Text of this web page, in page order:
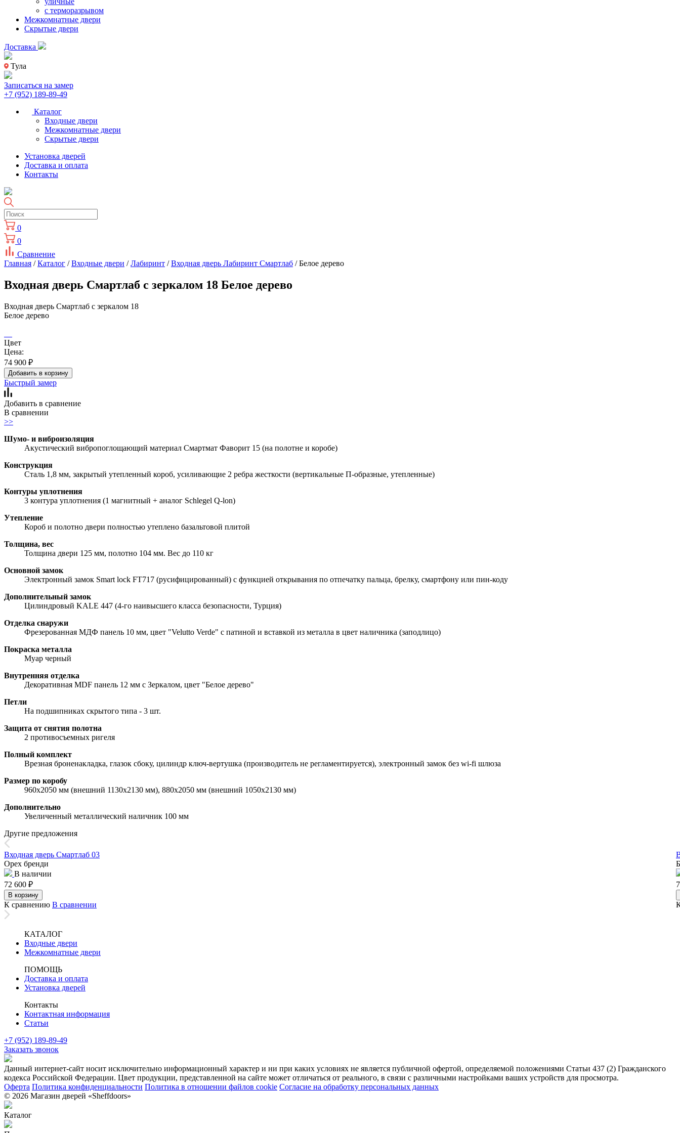
с терморазрывом
Межкомнатные двери
Скрытые двери
Доставка
Тула
Записаться на замер
+7 (952) 189-89-49
Каталог
Входные двери
Межкомнатные двери
Скрытые двери
Установка дверей
Доставка и оплата
Контакты
0
0
Сравнение
Главная /Каталог /Входные двери /Лабиринт /Входная дверь Лабиринт Смартлаб / Белое дерево
Входная дверь Смартлаб с зеркалом 18 Белое дерево
Входная дверь Смартлаб с зеркалом 18
Белое дерево
Цвет
Цена:
74 900 ₽
Добавить в корзину
Быстрый замер
Добавить в сравнение
В сравнении
>>
Шумо- и виброизоляция
Акустический вибропоглощающий материал Смартмат Фаворит 15 (на полотне и коробе)
Конструкция
Сталь 1,8 мм, закрытый утепленный короб, усиливающие 2 ребра жесткости (вертикальные П-образные, утепленные)
Контуры уплотнения
3 контура уплотнения (1 магнитный + аналог Schlegel Q-lon)
Утепление
Короб и полотно двери полностью утеплено базальтовой плитой
Толщина, вес
Толщина двери 125 мм, полотно 104 мм. Вес до 110 кг
Основной замок
Электронный замок Smart lock FT717 (русифицированный) с функцией открывания по отпечатку пальца, брелку, смартфону или пин-коду
Дополнительный замок
Цилиндровый KALE 447 (4-го наивысшего класса безопасности, Турция)
Отделка снаружи
Фрезерованная МДФ панель 10 мм, цвет "Velutto Verde" с патиной и вставкой из металла в цвет наличника (заподлицо)
Покраска металла
Муар черный
Внутренняя отделка
Декоративная MDF панель 12 мм с Зеркалом, цвет "Белое дерево"
Петли
На подшипниках скрытого типа - 3 шт.
Защита от снятия полотна
2 противосъемных ригеля
Полный комплект
Врезная броненакладка, глазок сбоку, цилиндр ключ-вертушка (производитель не регламентируется), электронный замок без wi-fi шлюза
Размер по коробу
960х2050 мм (внешний 1130х2130 мм), 880х2050 мм (внешний 1050х2130 мм)
Дополнительно
Увеличенный металлический наличник 100 мм
Другие предложения
Входная дверь Смартлаб 03
Орех бренди
В наличии
72 600 ₽
В корзину
К сравнению В сравнении
КАТАЛОГ
Входные двери
Межкомнатные двери
ПОМОЩЬ
Доставка и оплата
Установка дверей
Контакты
Контактная информация
Статьи
+7 (952) 189-89-49
Заказать звонок
Данный интернет-сайт носит исключительно информационный характер и ни при каких условиях не является публичной офертой, определяемой положениями Статьи 437 (2) Гражданского
кодекса Российской Федерации. Цвет продукции, представленной на сайте может отличаться от реального, в связи с различными настройками ваших устройств для просмотра.
Оферта Политика конфиденциальности Политика в отношении файлов cookie Согласие на обработку персональных данных
© 2026 Магазин дверей «Sheffdoors»
Каталог